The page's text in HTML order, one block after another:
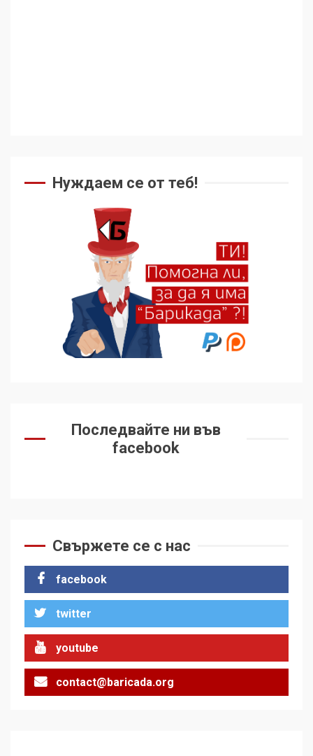
Нуждаем се от теб!
Последвайте ни във
facebook
Свържете се с нас
facebook
twitter
youtube
contact@baricada.org